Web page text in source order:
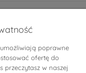
poprawne
ofertę do
przeczytasz w naszej